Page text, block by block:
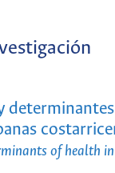
of health